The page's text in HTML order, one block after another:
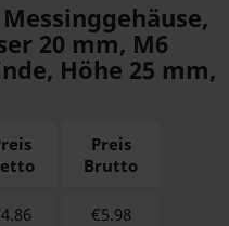
20 mm, M6
Höhe 25 mm,
Preis
Brutto
€5.98